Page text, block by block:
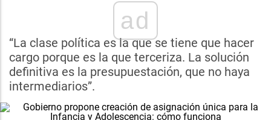
ad
“La clase política es la que se tiene que hacer
cargo porque es la que terceriza. La solución
definitiva es la presupuestación, que no haya
intermediarios”.